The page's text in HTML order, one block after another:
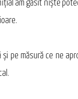
am găsit nişte
şi pe măsură ce ne